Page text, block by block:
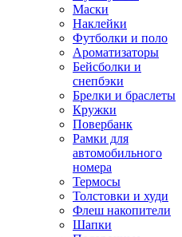
Маски
Наклейки
Футболки и поло
Ароматизаторы
Бейсболки и
снепбэки
Брелки и браслеты
Кружки
Повербанк
Рамки для
автомобильного
номера
Термосы
Толстовки и худи
Флеш накопители
Шапки